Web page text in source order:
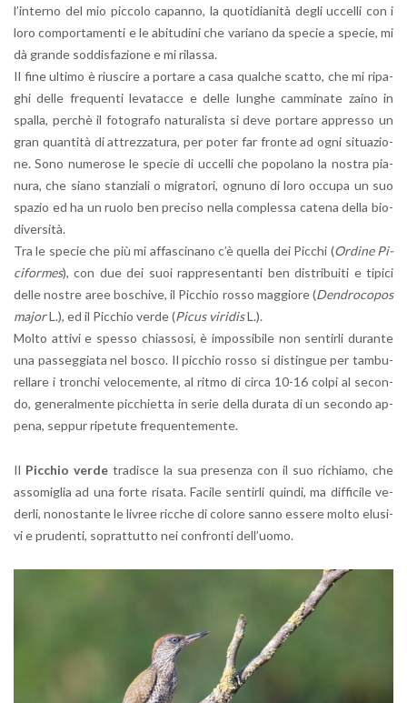
l’in­ter­no del mio pic­co­lo ca­pan­no, la quo­ti­dia­ni­tà degli uc­cel­li con i
loro com­por­ta­men­ti e le abi­tu­di­ni che va­ria­no da spe­cie a spe­cie, mi
dà gran­de sod­di­sfa­zio­ne e mi ri­las­sa.
Il fine ul­ti­mo è riu­sci­re a por­ta­re a casa qual­che scat­to, che mi ri­pa­
ghi delle fre­quen­ti le­va­tac­ce e delle lun­ghe cam­mi­na­te zaino in
spal­la, per­chè il fo­to­gra­fo na­tu­ra­li­sta si deve por­ta­re ap­pres­so un
gran quan­ti­tà di at­trez­za­tu­ra, per poter far fron­te ad ogni si­tua­zio­
ne. Sono nu­me­ro­se le spe­cie di uc­cel­li che po­po­la­no la no­stra pia­
nu­ra, che siano stan­zia­li o mi­gra­to­ri, ognu­no di loro oc­cu­pa un suo
spa­zio ed ha un ruolo ben pre­ci­so nella com­ples­sa ca­te­na della bio­
di­v­er­si­tà.
Tra le spe­cie che più mi af­fa­sci­na­no c’è quel­la dei Pic­chi (Or­di­ne Pi­
ci­for­mes), con due dei suoi rap­pre­sen­tan­ti ben di­stri­bui­ti e ti­pi­ci
delle no­stre aree bo­schi­ve, il Pic­chio rosso mag­gio­re (Den­dro­co­pos
majorL.), ed il Pic­chio verde (Picus vi­ri­disL.).
Molto at­ti­vi e spes­so chias­so­si, è im­pos­si­bi­le non sen­tir­li du­ran­te
una pas­seg­gia­ta nel bosco. Il pic­chio rosso si di­stin­gue per tam­bu­
rel­la­re i tron­chi ve­lo­ce­men­te, al ritmo di circa 10-16 colpi al se­con­
do, ge­ne­ral­men­te pic­chiet­ta in serie della du­ra­ta di un se­con­do ap­
pe­na, sep­pur ri­pe­tu­te fre­quen­te­men­te.
Il Pic­chio verdetra­di­sce la sua pre­sen­za con il suo ri­chia­mo, che
as­so­mi­glia ad una forte ri­sa­ta. Fa­ci­le sen­tir­li quin­di, ma dif­fi­ci­le ve­
der­li, no­no­stan­te le li­vree ric­che di co­lo­re sanno es­se­re molto elu­si­
vi e pru­den­ti, so­prat­tut­to nei con­fron­ti del­l’uo­mo.